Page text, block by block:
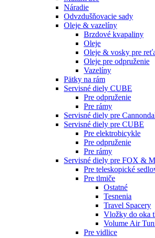
Náradie
Odvzdušňovacie sady
Oleje & vazelíny
Brzdové kvapaliny
Oleje
Oleje & vosky pre
Oleje pre odpruženie
Vazelíny
Pätky na rám
Servisné diely CUBE
Pre odpruženie
Pre rámy
Servisné diely pre
Servisné diely pre CUBE
Pre elektrobicykle
Pre odpruženie
Pre rámy
Servisné diely pre FOX &
Pre teleskopické
Pre tlmiče
Ostatné
Tesnenia
Travel Spacery
Vložky do oka
Volume Air
Pre vidlice